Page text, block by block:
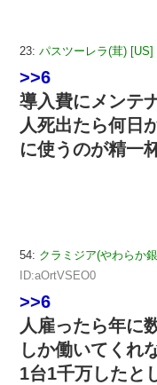
23: パスツーレラ(茸) [US]
>>6
導入費にメンテ
人死出たら何日
に使うのが精一
54: クラミジア(やわらか
ID:aOrtVSEO0
>>6
人雇ったら年に
しか働いてくれ
1台1千万したと